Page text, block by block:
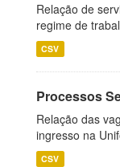
Relação de
regime de
CSV
Processos
Relação das
ingresso na
CSV